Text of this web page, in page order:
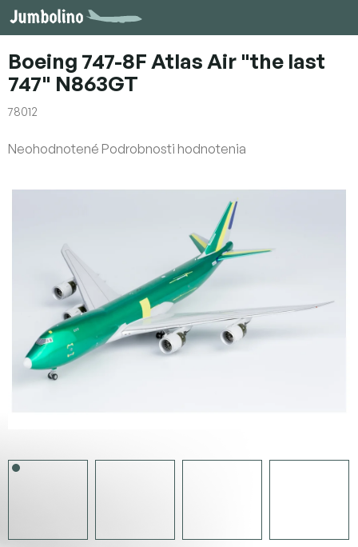
Prejsť
na
Boeing 747-8F Atlas Air "the last
747" N863GT
78012
Priemerné
hviezdičiek.
Neohodnotené Podrobnosti hodnotenia